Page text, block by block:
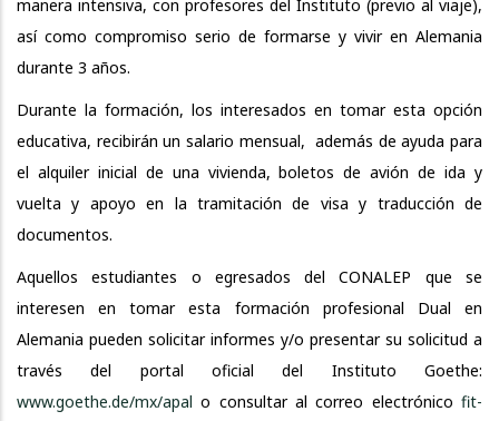
manera intensiva, con profesores del Instituto (previo al viaje),
así como compromiso serio de formarse y vivir en Alemania
durante 3 años.
Durante la formación, los interesados en tomar esta opción
educativa, recibirán un salario mensual, además de ayuda para
el alquiler inicial de una vivienda, boletos de avión de ida y
vuelta y apoyo en la tramitación de visa y traducción de
documentos.
Aquellos estudiantes o egresados del CONALEP que se
interesen en tomar esta formación profesional Dual en
Alemania pueden solicitar informes y/o presentar su solicitud a
través del portal oficial del Instituto Goethe:
www.goethe.de/mx/apal o consultar al correo electrónico fit-